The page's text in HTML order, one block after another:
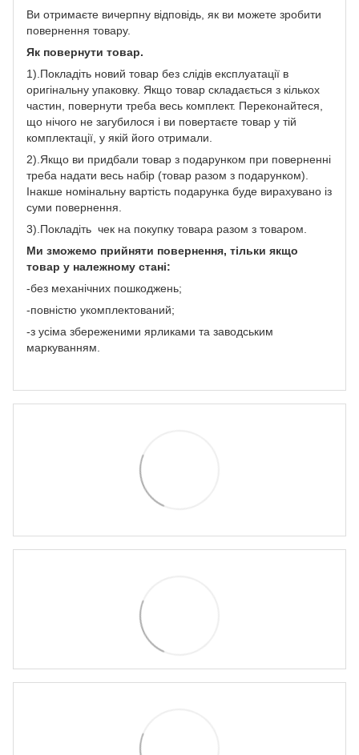
Ви отримаєте вичерпну відповідь, як ви можете зробити
повернення товару.
Як повернути товар.
1).Покладіть новий товар без слідів експлуатації в
оригінальну упаковку. Якщо товар складається з кількох
частин, повернути треба весь комплект. Переконайтеся,
що нічого не загубилося і ви повертаєте товар у тій
комплектації, у якій його отримали.
2).Якщо ви придбали товар з подарунком при поверненні
треба надати весь набір (товар разом з подарунком).
Інакше номінальну вартість подарунка буде вирахувано із
суми повернення.
3).Покладіть чек на покупку товара разом з товаром.
Ми зможемо прийняти повернення, тільки якщо
товар у належному стані:
-без механічних пошкоджень;
-повністю укомплектований;
-з усіма збереженими ярликами та заводським
маркуванням.